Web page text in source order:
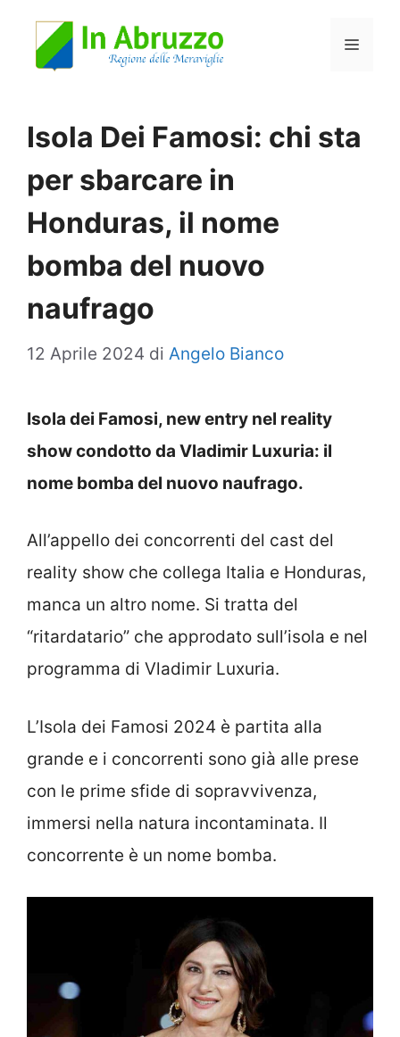
Menu
Isola Dei Famosi: chi sta
per sbarcare in
Honduras, il nome
bomba del nuovo
naufrago
12 Aprile 2024 di Angelo Bianco
Isola dei Famosi, new entry nel reality
show condotto da Vladimir Luxuria: il
nome bomba del nuovo naufrago.
All’appello dei concorrenti del cast del
reality show che collega Italia e Honduras,
manca un altro nome. Si tratta del
“ritardatario” che approdato sull’isola e nel
programma di Vladimir Luxuria.
L’Isola dei Famosi 2024 è partita alla
grande e i concorrenti sono già alle prese
con le prime sfide di sopravvivenza,
immersi nella natura incontaminata. Il
concorrente è un nome bomba.